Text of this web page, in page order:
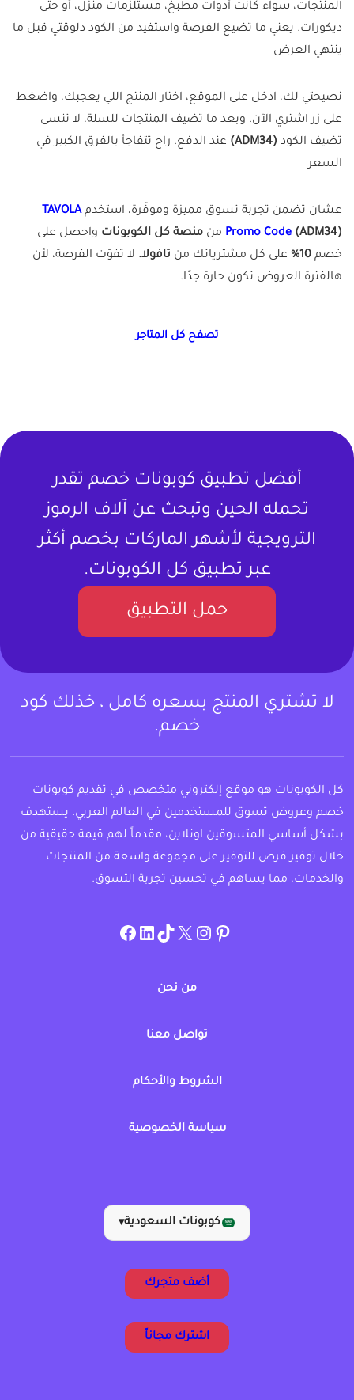
المنتجات، سواء كانت أدوات مطبخ، مستلزمات منزل، أو حتى
ديكورات. يعني ما تضيع الفرصة واستفيد من الكود دلوقتي قبل ما
ينتهي العرض
نصيحتي لك، ادخل على الموقع، اختار المنتج اللي يعجبك، واضغط
على زر اشتري الآن. وبعد ما تضيف المنتجات للسلة، لا تنسى
تضيف الكود (ADM34)
عند الدفع. راح تتفاجأ بالفرق الكبير في
السعر
عشان تضمن تجربة تسوق مميزة وموفّرة، استخدمTAVOLA
Promo Code (ADM34) من منصة كل الكوبونات واحصل على
خصم 10% على كل مشترياتك من تافولا. لا تفوّت الفرصة، لأن
هالفترة العروض تكون حارة جدًا.
تصفح كل المتاجر
أفضل تطبيق كوبونات خصم تقدر
تحمله الحين وتبحث عن آلاف الرموز
الترويجية لأشهر الماركات بخصم أكثر
عبر تطبيق كل الكوبونات.
حمل التطبيق
لا تشتري المنتج بسعره كامل ، خذلك كود
خصم.
كل الكوبونات هو موقع إلكتروني متخصص في تقديم كوبونات
خصم وعروض تسوق للمستخدمين في العالم العربي. يستهدف
بشكل أساسي المتسوقين اونلاين، مقدماً لهم قيمة حقيقية من
خلال توفير فرص للتوفير على مجموعة واسعة من المنتجات
والخدمات، مما يساهم في تحسين تجربة التسوق.
pinterest
allcouponat
twitter
TikTok
linkedin
facebook
من نحن
تواصل معنا
الشروط والأحكام
سياسة الخصوصية
كوبونات السعودية▾
أضف متجرك
اشترك مجاناً